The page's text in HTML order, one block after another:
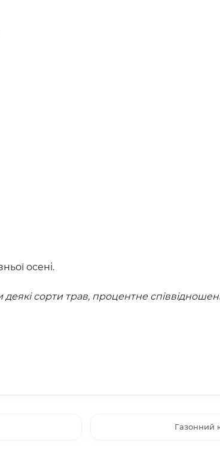
осені.
сорти трав, процентне
Газонний